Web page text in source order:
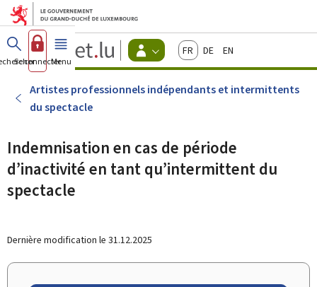
Aller au menu principal
Aller au contenu
Guichet.lu
Changer
d'espace
-
Menu
FrançaisDeutschEnglish
Se connecterMenu principal
Artistes professionnels indépendants et intermittents
du spectacle
Indemnisation en cas de période
d’inactivité en tant qu’intermittent du
spectacle
Dernière modification le 31.12.2025